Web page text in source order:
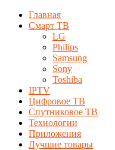
Главная
Смарт ТВ
LG
Philips
Samsung
Sony
Toshiba
IPTV
Цифровое ТВ
Спутниковое ТВ
Технологии
Приложения
Лучшие товары